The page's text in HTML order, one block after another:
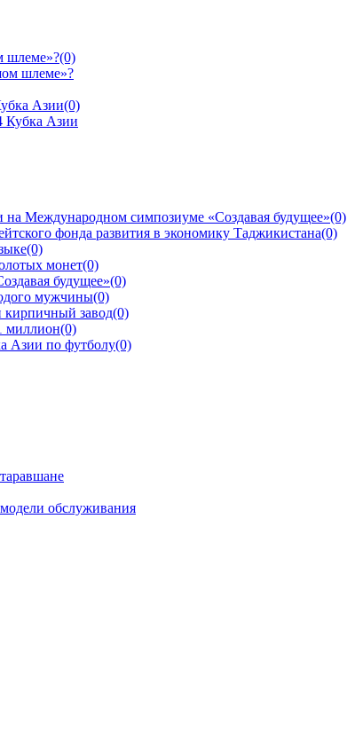
шлеме»?(0)
Азии(0)
Международном симпозиуме «Создавая будущее»(0)
фонда развития в экономику Таджикистана(0)
(0)
монет(0)
будущее»(0)
мужчины(0)
завод(0)
миллион(0)
Азии по футболу(0)
обслуживания